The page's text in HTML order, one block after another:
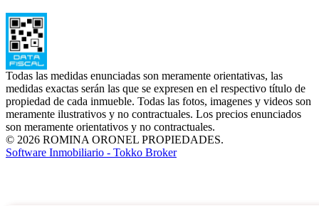
Todas las medidas enunciadas son meramente orientativas, las
medidas exactas serán las que se expresen en el respectivo título de
propiedad de cada inmueble. Todas las fotos, imagenes y videos son
meramente ilustrativos y no contractuales. Los precios enunciados
son meramente orientativos y no contractuales.
© 2026 ROMINA ORONEL PROPIEDADES.
Software Inmobiliario - Tokko Broker